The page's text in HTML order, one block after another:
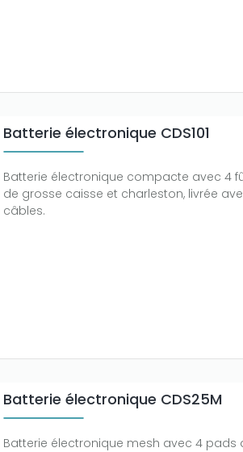
Batterie électronique CDS101
Batterie électronique compacte avec 4
de grosse caisse et charleston, livrée
câbles.
Batterie électronique CDS25M
Batterie électronique mesh avec 4 pads